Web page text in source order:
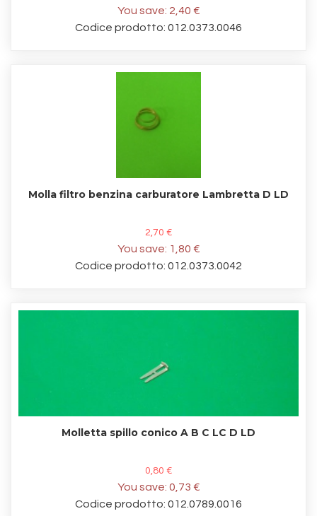
You save: 2,40 €
Codice prodotto: 012.0373.0046
Molla filtro benzina carburatore Lambretta D LD
2,70 €
You save: 1,80 €
Codice prodotto: 012.0373.0042
Molletta spillo conico A B C LC D LD
0,80 €
You save: 0,73 €
Codice prodotto: 012.0789.0016